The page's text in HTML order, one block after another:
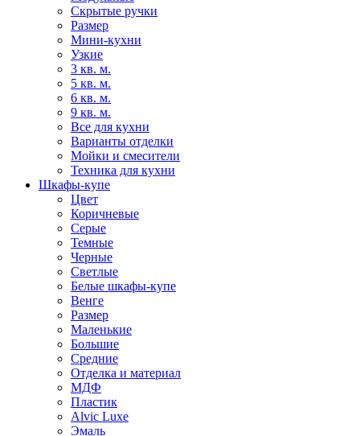
Скрытые ручки
Размер
Мини-кухни
Узкие
3 кв. м.
5 кв. м.
6 кв. м.
9 кв. м.
Все для кухни
Варианты отделки
Мойки и смесители
Техника для кухни
Шкафы-купе
Цвет
Коричневые
Серые
Темные
Черные
Светлые
Белые шкафы-купе
Венге
Размер
Маленькие
Большие
Средние
Отделка и материал
МДФ
Пластик
Alvic Luxe
Эмаль